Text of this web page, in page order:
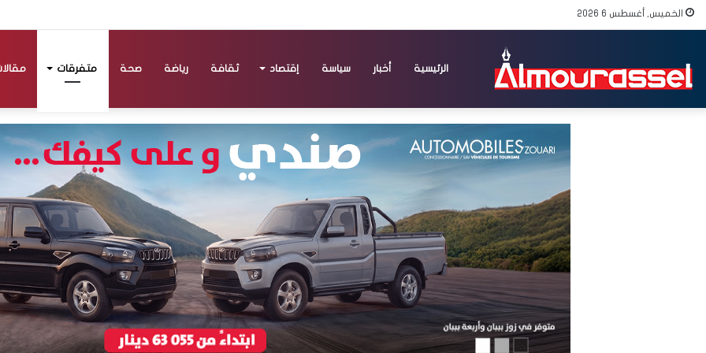
الخميس, أغسطس 6 2026
الرئيسية أخبار سياسة إقتصاد ثقافة رياضة صحة متفرقات